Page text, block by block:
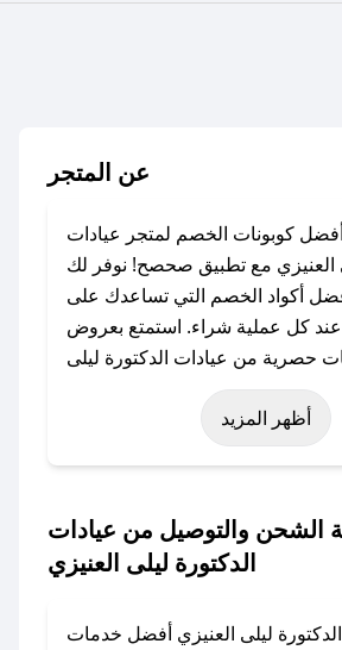
عن المتجر
كوبونات الخصم لمتجر عيادات
العنيزي مع تطبيق صحصح! نوفر لك
أكواد الخصم التي تساعدك على
عند كل عملية شراء. استمتع بعروض
حصرية من عيادات الدكتورة ليلى
العام، سواءً في المناسبات مثل عيد
الجمعة البيضاء (شهر نوفمبر)،
يوم التأسيس، أو حتى عروض
### كيف تحصل على كود خصم من عيادات
الدكتورة ليلى العنيزي؟
الدكتورة ليلى العنيزي. وفي حال
أظهر المزيد
الشحن والتوصيل من عيادات
الدكتورة ليلى العنيزي
ليلى العنيزي أفضل خدمات